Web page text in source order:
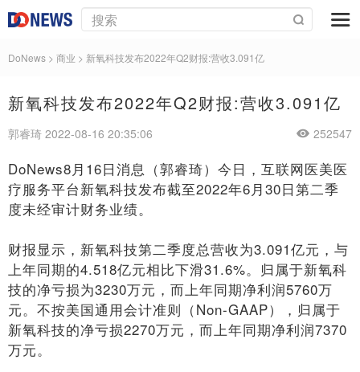
DoNews > 商业 > 新氧科技发布2022年Q2财报:营收3.091亿
新氧科技发布2022年Q2财报:营收3.091亿
郭睿琦 2022-08-16 20:35:06 252547
DoNews8月16日消息（郭睿琦）今日，互联网医美医
疗服务平台新氧科技发布截至2022年6月30日第二季
度未经审计财务业绩。
财报显示，新氧科技第二季度总营收为3.091亿元，与
上年同期的4.518亿元相比下滑31.6%。归属于新氧科
技的净亏损为3230万元，而上年同期净利润5760万
元。不按美国通用会计准则（Non-GAAP），归属于
新氧科技的净亏损2270万元，而上年同期净利润7370
万元。